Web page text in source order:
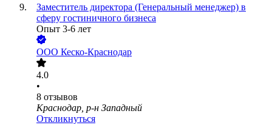
Заместитель директора (Генеральный менеджер) в
сферу гостиничного бизнеса
Опыт 3-6 лет
ООО Кеско-Краснодар
4.0
•
8 отзывов
Краснодар, р-н Западный
Откликнуться